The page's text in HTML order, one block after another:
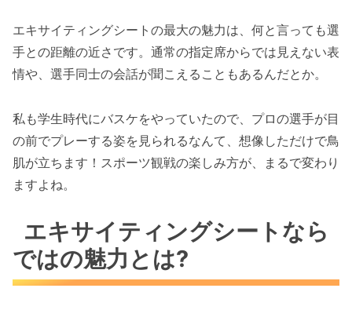
エキサイティングシートの最大の魅力は、何と言っても選
手との距離の近さです。通常の指定席からでは見えない表
情や、選手同士の会話が聞こえることもあるんだとか。
私も学生時代にバスケをやっていたので、プロの選手が目
の前でプレーする姿を見られるなんて、想像しただけで鳥
肌が立ちます！スポーツ観戦の楽しみ方が、まるで変わり
ますよね。
エキサイティングシートなら
ではの魅力とは?